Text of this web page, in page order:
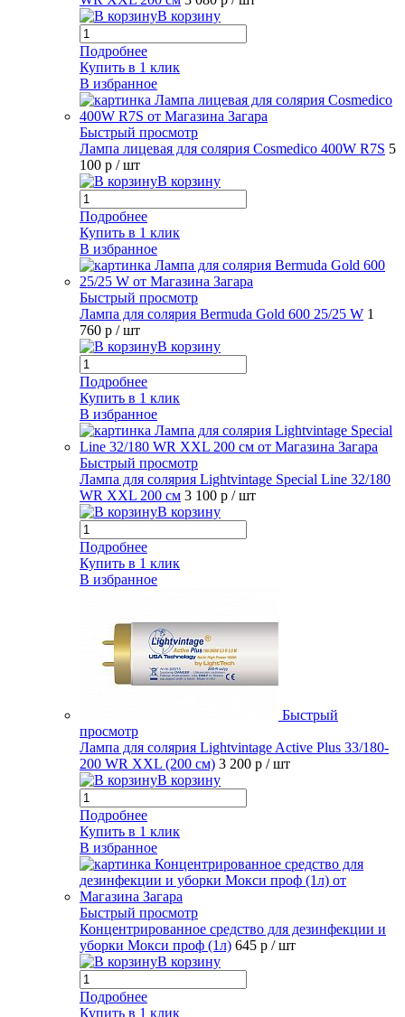
В корзину
Подробнее
Купить в 1 клик
В избранное
Быстрый просмотр
Лампа лицевая для солярия Cosmedico 400W R7S 5
100 р / шт
В корзину
Подробнее
Купить в 1 клик
В избранное
Быстрый просмотр
Лампа для солярия Bermuda Gold 600 25/25 W 1
760 р / шт
В корзину
Подробнее
Купить в 1 клик
В избранное
Быстрый просмотр
Лампа для солярия Lightvintage Special Line 32/180
WR XXL 200 см 3 100 р / шт
В корзину
Подробнее
Купить в 1 клик
В избранное
Быстрый
просмотр
Лампа для солярия Lightvintage Active Plus 33/180-
200 WR XXL (200 см) 3 200 р / шт
В корзину
Подробнее
Купить в 1 клик
В избранное
Быстрый просмотр
Концентрированное средство для дезинфекции и
уборки Мокси проф (1л) 645 р / шт
В корзину
Подробнее
Купить в 1 клик